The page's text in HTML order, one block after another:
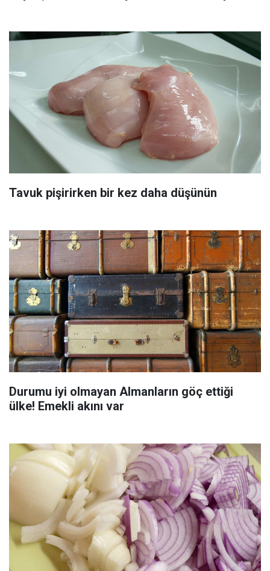
Tavuk pişirirken bir kez daha düşünün
Durumu iyi olmayan Almanların göç ettiği
ülke! Emekli akını var